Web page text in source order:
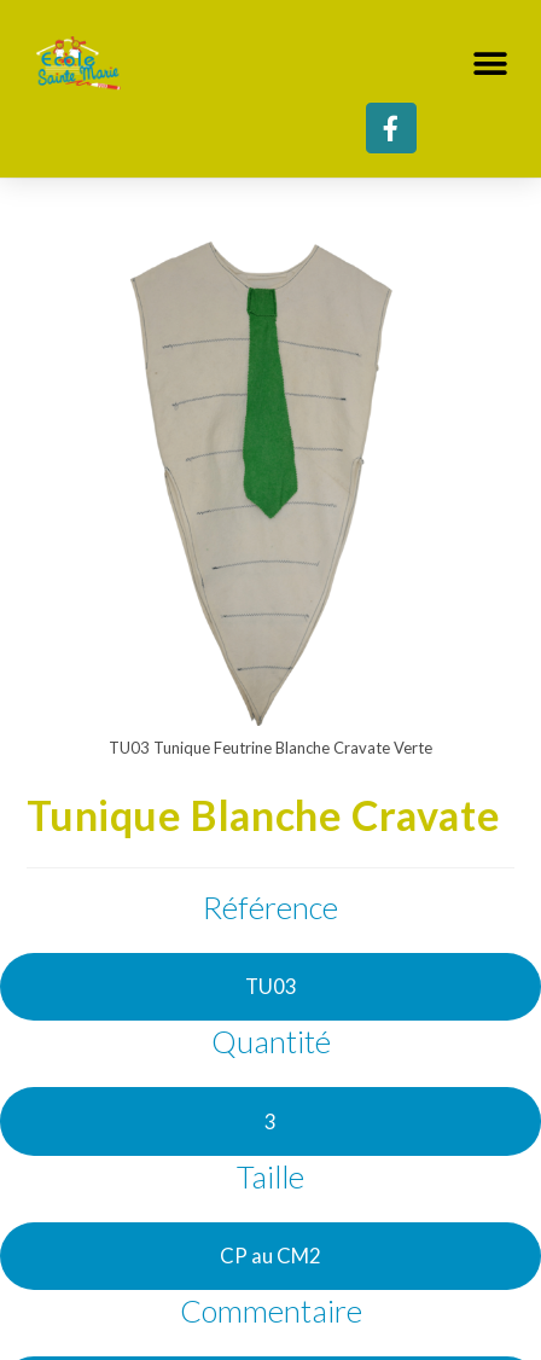
TU03 Tunique Feutrine Blanche Cravate Verte
Tunique Blanche Cravate
Référence
TU03
Quantité
3
Taille
CP au CM2
Commentaire